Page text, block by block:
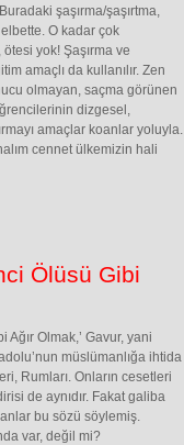
şaşırma/şaşırtma,
O kadar çok
yok! Şaşırma ve
amaçlı da kullanılır. Zen
olmayan, saçma görünen
dizgesel,
amaçlar koanlar yoluyla.
cennet ülkemizin hali
Ölüsü Gibi
Olmak,’ Gavur, yani
müslümanlığa ihtida
Rumları. Onların cesetleri
de aynıdır. Fakat galiba
bu sözü söylemiş.
var, değil mi?